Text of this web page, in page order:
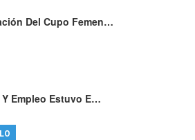
Del Cupo Femen…
Empleo Estuvo E…